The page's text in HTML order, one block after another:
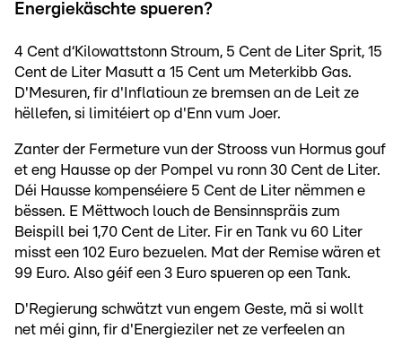
Energiekäschte spueren?
4 Cent d‘Kilowattstonn Stroum, 5 Cent de Liter Sprit, 15
Cent de Liter Masutt a 15 Cent um Meterkibb Gas.
D'Mesuren, fir d'Inflatioun ze bremsen an de Leit ze
hëllefen, si limitéiert op d'Enn vum Joer.
Zanter der Fermeture vun der Strooss vun Hormus gouf
et eng Hausse op der Pompel vu ronn 30 Cent de Liter.
Déi Hausse kompenséiere 5 Cent de Liter nëmmen e
bëssen. E Mëttwoch louch de Bensinnspräis zum
Beispill bei 1,70 Cent de Liter. Fir en Tank vu 60 Liter
misst een 102 Euro bezuelen. Mat der Remise wären et
99 Euro. Also géif een 3 Euro spueren op een Tank.
D'Regierung schwätzt vun engem Geste, mä si wollt
net méi ginn, fir d'Energieziler net ze verfeelen an